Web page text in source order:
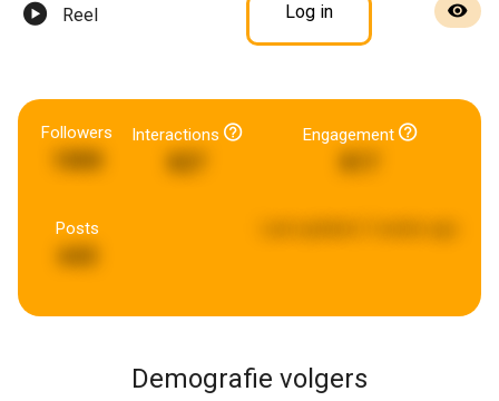
Reel Log in
Followers
1000
Interactions Engagement
Posts
643
Demografie volgers